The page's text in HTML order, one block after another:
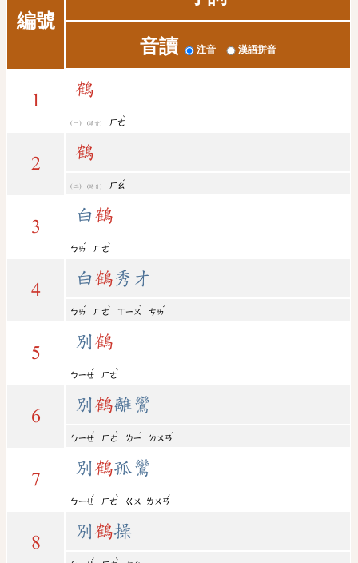
編號
音讀 注音 漢語拼音
1
鶴
(讀音) ㄏㄜ
ˋ
2
鶴
(語音) ㄏㄠ
ˊ
3
白鶴
ㄅㄞ
ˊ
ㄏㄜ
ˋ
4
白鶴秀才
ㄅㄞ
ˊ
ㄏㄜ
ˋ
ㄒㄧㄡ
ˋ
ㄘㄞ
ˊ
5
別鶴
ㄅㄧㄝ
ˊ
ㄏㄜ
ˋ
6
別鶴離鸞
ㄅㄧㄝ
ˊ
ㄏㄜ
ˋ
ㄌㄧ
ˊ
ㄌㄨㄢ
ˊ
7
別鶴孤鸞
ㄅㄧㄝ
ˊ
ㄏㄜ
ˋ
ㄍㄨ ㄌㄨㄢ
ˊ
8
別鶴操
ˊ ˋ